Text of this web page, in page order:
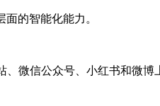
的智能化能力。
微信公众号、小红书和微博